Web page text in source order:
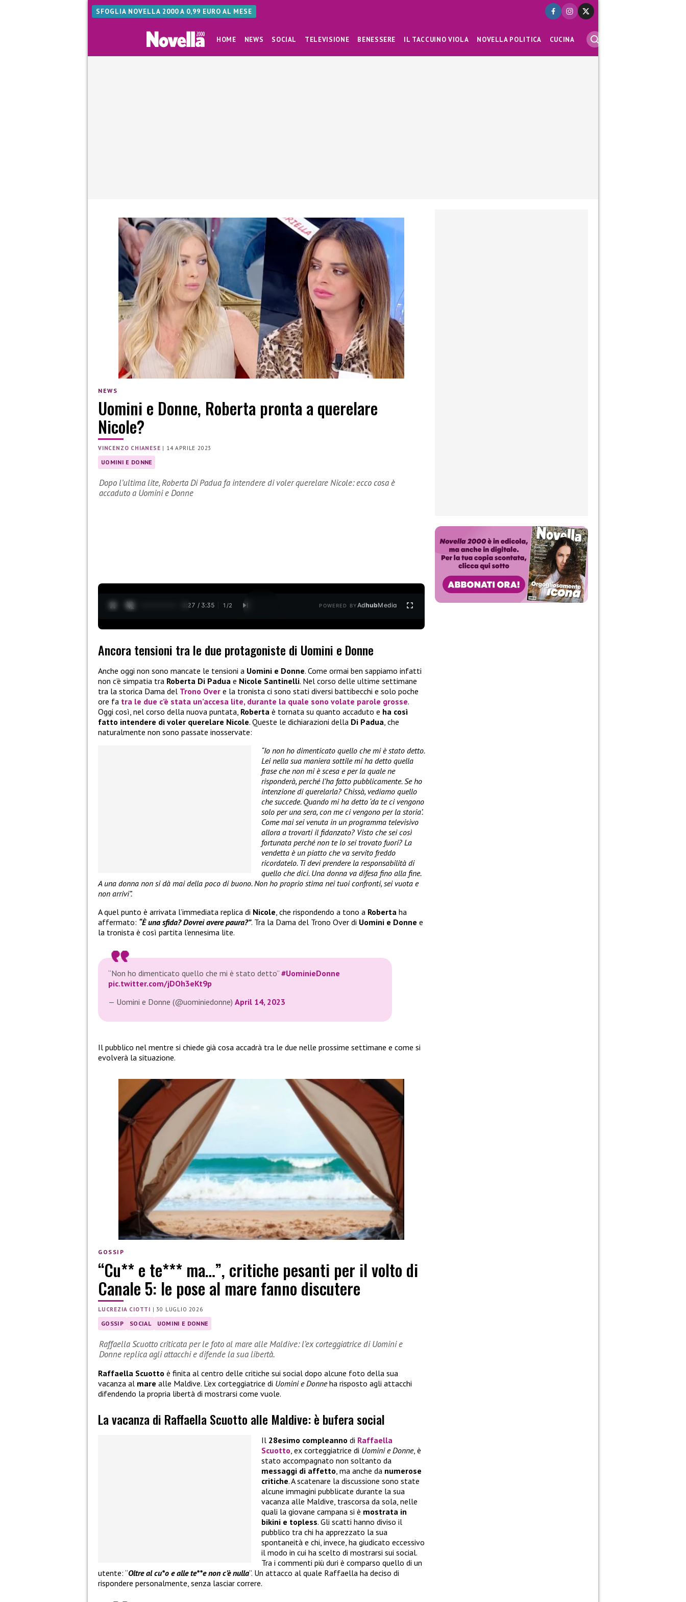
SFOGLIA NOVELLA 2000 A 0,99 EURO AL MESE
HOME NEWS SOCIAL TELEVISIONE BENESSERE IL TACCUINO VIOLA NOVELLA POLITICA CUCINA
NEWS
Uomini e Donne, Roberta pronta a querelare
Nicole?
VINCENZO CHIANESE | 14 APRILE 2023
UOMINI E DONNE
Dopo l’ultima lite, Roberta Di Padua fa intendere di voler querelare Nicole: ecco cosa è
accaduto a Uomini e Donne
0:28 / 3:35 1 /2 POWERED BYAdhubMedia
Ancora tensioni tra le due protagoniste di Uomini e Donne
Anche oggi non sono mancate le tensioni a Uomini e Donne. Come ormai ben sappiamo infatti
non c’è simpatia tra Roberta Di Padua e Nicole Santinelli. Nel corso delle ultime settimane
tra la storica Dama del Trono Over e la tronista ci sono stati diversi battibecchi e solo poche
ore fa tra le due c’è stata un’accesa lite, durante la quale sono volate parole grosse.
Oggi così, nel corso della nuova puntata, Roberta è tornata su quanto accaduto e ha così
fatto intendere di voler querelare Nicole. Queste le dichiarazioni della Di Padua, che
naturalmente non sono passate inosservate:
“Io non ho dimenticato quello che mi è stato detto.
Lei nella sua maniera sottile mi ha detto quella
frase che non mi è scesa e per la quale ne
risponderà, perché l’ha fatto pubblicamente. Se ho
intenzione di querelarla? Chissà, vediamo quello
che succede. Quando mi ha detto ‘da te ci vengono
solo per una sera, con me ci vengono per la storia’.
Come mai sei venuta in un programma televisivo
allora a trovarti il fidanzato? Visto che sei così
fortunata perché non te lo sei trovato fuori? La
vendetta è un piatto che va servito freddo
ricordatelo. Ti devi prendere la responsabilità di
quello che dici. Una donna va difesa fino alla fine.
A una donna non si dà mai della poco di buono. Non ho proprio stima nei tuoi confronti, sei vuota e
non arrivi”.
A quel punto è arrivata l’immediata replica di Nicole, che rispondendo a tono a Roberta ha
affermato: “È una sfida? Dovrei avere paura?”. Tra la Dama del Trono Over di Uomini e Donne e
la tronista è così partita l’ennesima lite.
“Non ho dimenticato quello che mi è stato detto” #UominieDonne
pic.twitter.com/jDOh3eKt9p
— Uomini e Donne (@uominiedonne) April 14, 2023
Il pubblico nel mentre si chiede già cosa accadrà tra le due nelle prossime settimane e come si
evolverà la situazione.
GOSSIP
“Cu** e te*** ma…”, critiche pesanti per il volto di
Canale 5: le pose al mare fanno discutere
LUCREZIA CIOTTI |30 LUGLIO 2026
GOSSIP SOCIAL UOMINI E DONNE
Raffaella Scuotto criticata per le foto al mare alle Maldive: l’ex corteggiatrice di Uomini e
Donne replica agli attacchi e difende la sua libertà.
Raffaella Scuotto è finita al centro delle critiche sui social dopo alcune foto della sua
vacanza al mare alle Maldive. L’ex corteggiatrice di Uomini e Donneha risposto agli attacchi
difendendo la propria libertà di mostrarsi come vuole.
La vacanza di Raffaella Scuotto alle Maldive: è bufera social
Il 28esimo compleanno di Raffaella
Scuotto, ex corteggiatrice di Uomini e Donne, è
stato accompagnato non soltanto da
messaggi di affetto, ma anche da numerose
critiche. A scatenare la discussione sono state
alcune immagini pubblicate durante la sua
vacanza alle Maldive, trascorsa da sola, nelle
quali la giovane campana si è mostrata in
bikini e topless. Gli scatti hanno diviso il
pubblico tra chi ha apprezzato la sua
spontaneità e chi, invece, ha giudicato eccessivo
il modo in cui ha scelto di mostrarsi sui social.
Tra i commenti più duri è comparso quello di un
utente: “Oltre al cu*o e alle te**e non c’è nulla”. Un attacco al quale Raffaella ha deciso di
rispondere personalmente, senza lasciar correre.